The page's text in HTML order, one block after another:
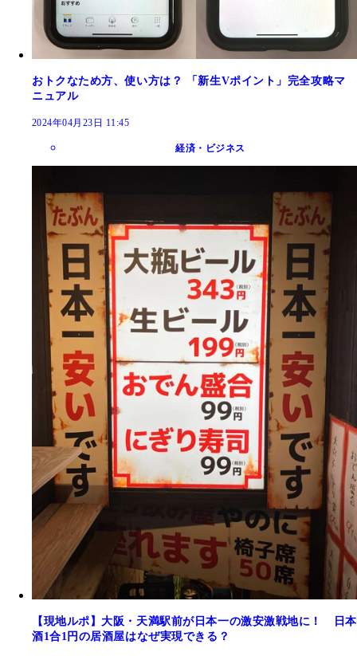
おトクなため方、使い方は？ 「新生Vポイント」完全攻略マ
ニュアル
2024年04月23日 11:45
経済・ビジネス
【現地ルポ】大阪・天満駅前が日本一の激安激戦地に！ 日本
酒1合1円の居酒屋はなぜ実現できる？